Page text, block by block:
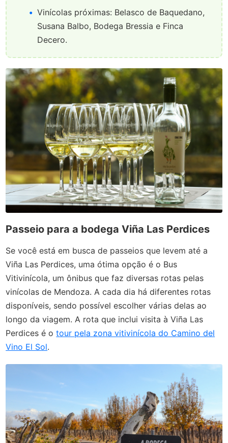
Vinícolas próximas: Belasco de Baquedano,
Susana Balbo, Bodega Bressia e Finca
Decero.
Passeio para a bodega Viña Las Perdices
Se você está em busca de passeios que levem até a
Viña Las Perdices, uma ótima opção é o Bus
Vitivinícola, um ônibus que faz diversas rotas pelas
vinícolas de Mendoza. A cada dia há diferentes rotas
disponíveis, sendo possível escolher várias delas ao
longo da viagem. A rota que inclui visita à Viña Las
Perdices é otour pela zona vitivinícola do Camino del
Vino El Sol.